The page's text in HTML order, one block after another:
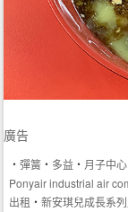
廣告
‧彈簧 ‧ 多益 ‧ 月子中心
Ponyair industrial air
出租 ‧新安琪兒成長系